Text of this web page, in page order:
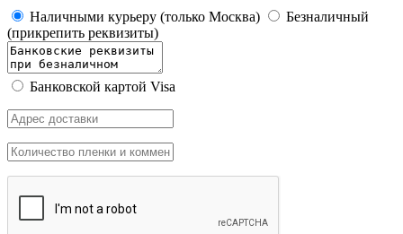
Наличными курьеру (только Москва)
Безналичный
(прикрепить реквизиты)
Банковской картой Visa